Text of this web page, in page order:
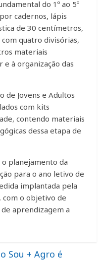
do 1º ao 5º
cadernos, lápis
de 30 centímetros,
quatro divisórias,
materiais
e à organização das
de Jovens e Adultos
com kits
contendo materiais
dessa etapa de
planejamento da
para o ano letivo de
implantada pela
com o objetivo de
aprendizagem a
Sou + Agro é